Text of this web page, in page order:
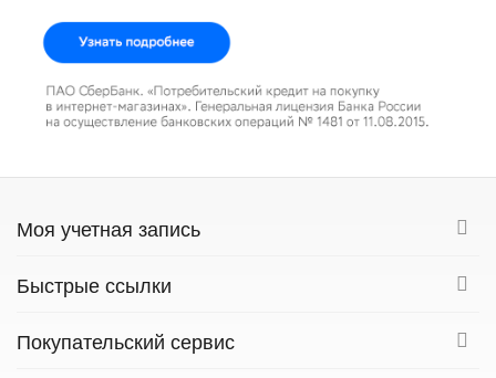
Моя учетная запись
Быстрые ссылки
Покупательский сервис